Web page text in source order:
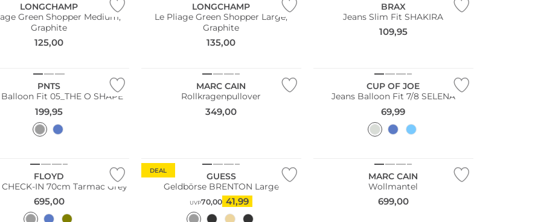
LONGCHAMP
Green Shopper Medium,
Graphite
125,00
LONGCHAMP
Le Pliage Green Shopper Large,
Graphite
135,00
BRAX
Jeans Slim Fit SHAKIRA
109,95
PNTS
Fit 05_THE O SHAPE
199,95
MARC CAIN
Rollkragenpullover
349,00
CUP OF JOE
Jeans Balloon Fit 7/8 SELENA
69,99
FLOYD
IN 70cm Tarmac Grey
695,00
DEAL
GUESS
Geldbörse BRENTON Large
UVP70,00 41,99
MARC CAIN
Wollmantel
699,00